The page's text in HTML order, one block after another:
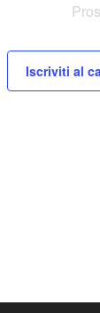
Iscriviti al